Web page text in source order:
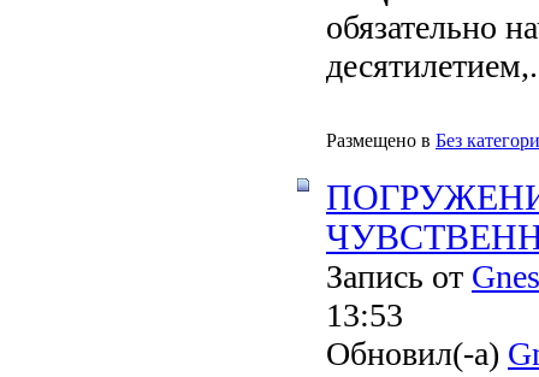
обязательно
Размещено в Без
Запись от
13:53
Обновил(-а)